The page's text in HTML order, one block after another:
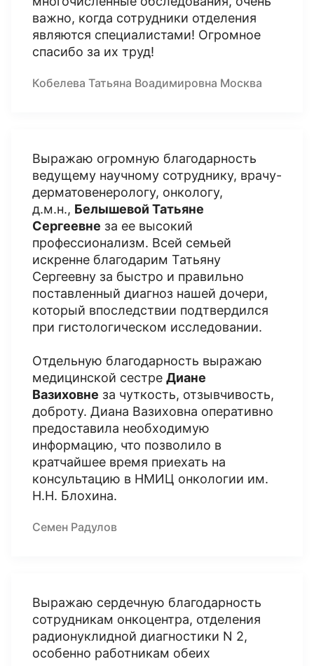
важно, когда сотрудники отделения
являются специалистами! Огромное
спасибо за их труд!
Кобелева Татьяна Воадимировна Москва
Выражаю огромную благодарность
ведущему научному сотруднику, врачу-
дерматовенерологу, онкологу,
д.м.н., Белышевой Татьяне
Сергеевне за ее высокий
профессионализм. Всей семьей
искренне благодарим Татьяну
Сергеевну за быстро и правильно
поставленный диагноз нашей дочери,
который впоследствии подтвердился
при гистологическом исследовании.
Отдельную благодарность выражаю
медицинской сестре Диане
Вазиховне за чуткость, отзывчивость,
доброту. Диана Вазиховна оперативно
предоставила необходимую
информацию, что позволило в
кратчайшее время приехать на
консультацию в НМИЦ онкологии им.
Н.Н. Блохина.
Семен Радулов
Выражаю сердечную благодарность
сотрудникам онкоцентра, отделения
радионуклидной диагностики N 2,
особенно работникам обеих